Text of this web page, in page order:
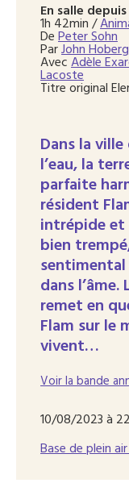
En salle
1h 42min/
DePeter Sohn
ParJohn Hoberg
AvecAdèle
Lacoste
Titre original
Dans la
l’eau, la
parfaite
résident
intrépide et
bien
dans
remet en
Flam sur le
vivent…
Voir la bande
10/08/2023 à
Base de plein